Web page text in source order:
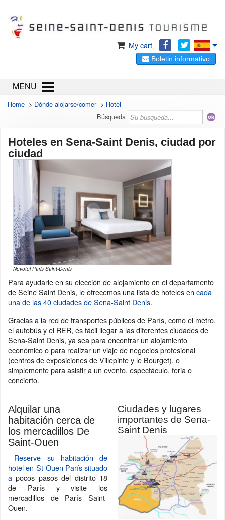
My cart
Boletin informativo
MENU
Home > Dónde alojarse/comer> Hotel
Búsqueda
Hoteles en Sena-Saint Denis, ciudad por
ciudad
Novotel Paris Saint-Denis
Para ayudarle en su elección de alojamiento en el departamento
de Seine Saint Denis, le ofrecemos una lista de hoteles en cada
una de las 40 ciudades de Sena-Saint Denis.
Gracias a la red de transportes públicos de París, como el metro,
el autobús y el RER, es fácil llegar a las diferentes ciudades de
Sena-Saint Denis, ya sea para encontrar un alojamiento
económico o para realizar un viaje de negocios profesional
(centros de exposiciones de Villepinte y le Bourget), o
simplemente para asistir a un evento, espectáculo, feria o
concierto.
Alquilar una
habitación cerca de
los mercadillos De
Saint-Ouen
Reserve su habitación de
hotel en St-Ouen París situado
apocos pasos del distrito 18
de París y visite los
mercadillos de París Saint-
Ouen.
Ciudades y lugares
importantes de Sena-
Saint Denis